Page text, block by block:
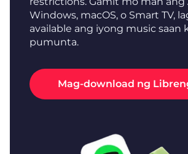
Windows, macOS, o Smart TV,
available ang iyong music saan
pumunta.
Mag-download ng